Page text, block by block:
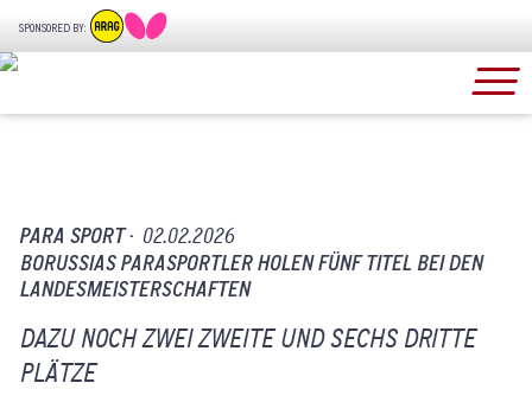
SPONSORED BY:
PARA SPORT · 02.02.2026
BORUSSIAS PARASPORTLER HOLEN FÜNF TITEL BEI DEN
LANDESMEISTERSCHAFTEN
DAZU NOCH ZWEI ZWEITE UND SECHS DRITTE
PLÄTZE